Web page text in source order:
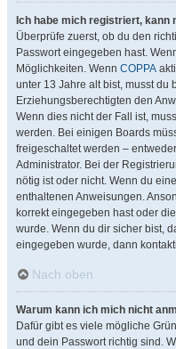
Ich habe mich registriert, kann
Überprüfe zuerst, ob du den
Passwort eingegeben hast.
Möglichkeiten. Wenn COPPA
unter 13 Jahre alt bist, musst du
Erziehungsberechtigten den
Wenn dies nicht der Fall ist,
werden. Bei einigen Boards
freigeschaltet werden –
Administrator. Bei der
nötig ist oder nicht. Wenn du
enthaltenen Anweisungen.
korrekt eingegeben hast oder
wurde. Wenn du dir sicher bist,
eingegeben wurde, dann
Nach oben
Warum kann ich mich nicht
Dafür gibt es viele mögliche
und dein Passwort richtig sind.